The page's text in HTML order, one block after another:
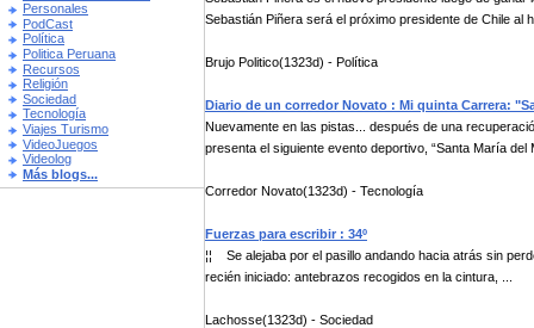
Personales
PodCast
Política
Politica Peruana
Recursos
Religión
Sociedad
Tecnología
Viajes Turismo
VideoJuegos
Videolog
Más blogs...
Sebastián Piñera será el próximo presidente de Chile al
Brujo Politico(1323d) - Política
Diario de un corredor Novato : Mi quinta Carrera:
Nuevamente en las pistas... después de una
presenta el siguiente evento deportivo, “Santa María del
Corredor Novato(1323d) - Tecnología
Fuerzas para escribir : 34º
¦¦ Se alejaba por el pasillo andando hacia atrás sin
recién iniciado: antebrazos recogidos en la cintura, ...
Lachosse(1323d) - Sociedad